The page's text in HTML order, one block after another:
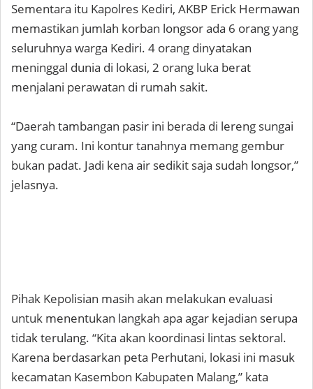
Sementara itu Kapolres Kediri, AKBP Erick Hermawan
memastikan jumlah korban longsor ada 6 orang yang
seluruhnya warga Kediri. 4 orang dinyatakan
meninggal dunia di lokasi, 2 orang luka berat
menjalani perawatan di rumah sakit.
“Daerah tambangan pasir ini berada di lereng sungai
yang curam. Ini kontur tanahnya memang gembur
bukan padat. Jadi kena air sedikit saja sudah longsor,”
jelasnya.
Pihak Kepolisian masih akan melakukan evaluasi
untuk menentukan langkah apa agar kejadian serupa
tidak terulang. “Kita akan koordinasi lintas sektoral.
Karena berdasarkan peta Perhutani, lokasi ini masuk
kecamatan Kasembon Kabupaten Malang,” kata